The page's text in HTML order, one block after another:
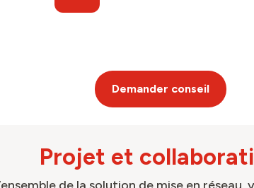
Demander conseil
Projet et